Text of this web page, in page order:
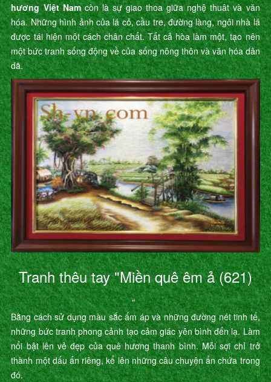
hương Việt Namcòn là sự giao thoa giữa nghệ thuât và văn
hóa. Những hình ảnh của lá cỏ, cầu tre, đường làng, ngôi nhà lá
được tái hiện một cách chân chất. Tất cả hòa làm một, tạo nên
một bức tranh sống động về của sống nông thôn và văn hóa dân
dã.
Tranh thêu tay "Miền quê êm ả (621)
"
Bằng cách sử dụng màu sắc ấm áp và những đường nét tinh tế,
những bức tranh phong cảnh tạo cảm giác yên bình đến lạ. Làm
nổi bật lên vẻ đẹp của quê hương thanh bình. Mỗi sợi chỉ trở
thành một dấu ấn riêng, kể lên những câu chuyện ẩn chứa trong
đó.